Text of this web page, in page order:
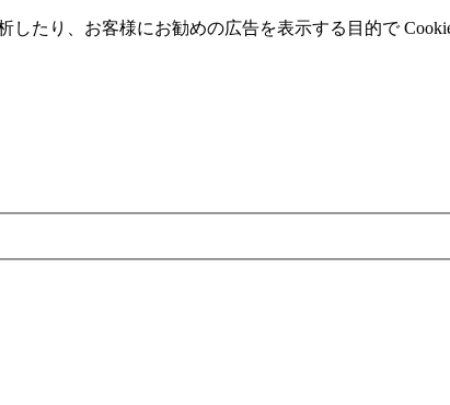
たり、お客様にお勧めの広告を表⽰する⽬的で